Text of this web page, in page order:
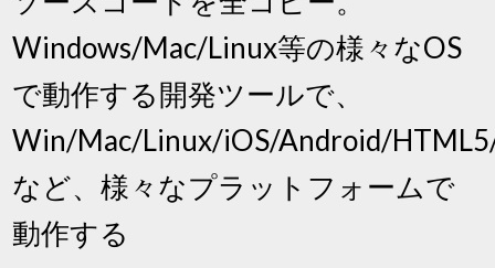
Windows/Mac/Linux等の様々なOS
で動作する開発ツールで、
Win/Mac/Linux/iOS/Android/
など、様々なプラットフォームで
動作する